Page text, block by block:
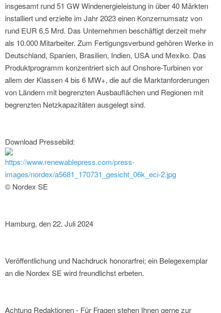
insgesamt rund 51 GW Windenergieleistung in über 40 Märkten
installiert und erzielte im Jahr 2023 einen Konzernumsatz von
rund EUR 6,5 Mrd. Das Unternehmen beschäftigt derzeit mehr
als 10.000 Mitarbeiter. Zum Fertigungsverbund gehören Werke in
Deutschland, Spanien, Brasilien, Indien, USA und Mexiko. Das
Produktprogramm konzentriert sich auf Onshore-Turbinen vor
allem der Klassen 4 bis 6 MW+, die auf die Marktanforderungen
von Ländern mit begrenzten Ausbauflächen und Regionen mit
begrenzten Netzkapazitäten ausgelegt sind.
Download Pressebild:
https://www.renewablepress.com/press-
images/nordex/a5681_170731_gesicht_06k_eci-2.jpg
© Nordex SE
Hamburg, den 22. Juli 2024
Veröffentlichung und Nachdruck honorarfrei; ein Belegexemplar
an die Nordex SE wird freundlichst erbeten.
Achtung Redaktionen - Für Fragen stehen Ihnen gerne zur